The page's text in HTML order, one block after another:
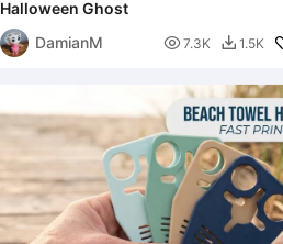
Halloween Ghost
DamianM
 7.3K  1.5K